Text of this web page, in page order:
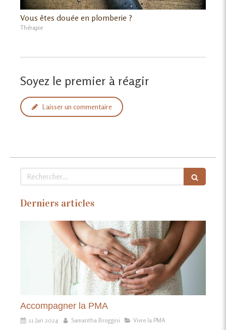
Vous êtes douée en plomberie ?
Thérapie
Soyez le premier à réagir
Laisser un commentaire
Rechercher
Derniers articles
Accompagner la PMA
11 Jan 2024 Samantha Broggini Vivre la PMA